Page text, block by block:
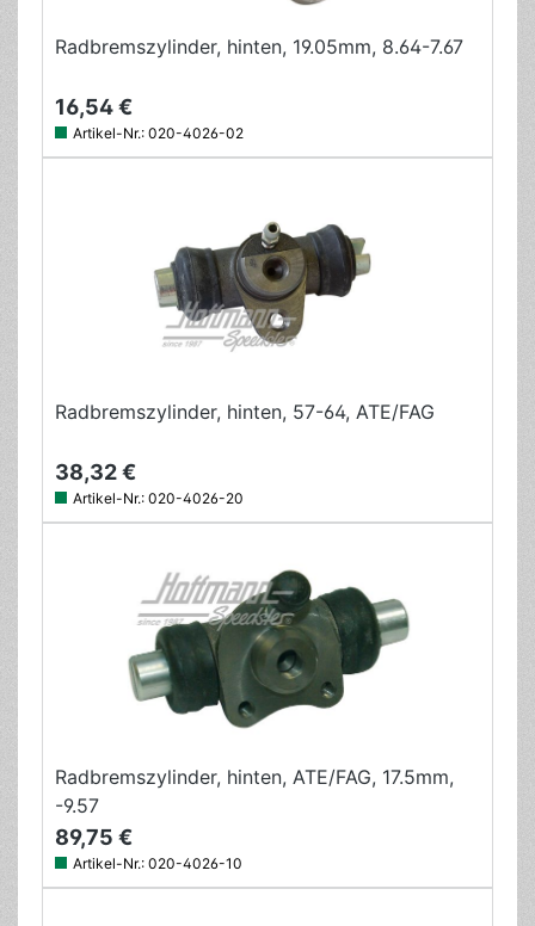
Radbremszylinder, hinten, 19.05mm, 8.64-7.67
16,54 €
Artikel-Nr.: 020-4026-02
Radbremszylinder, hinten, 57-64, ATE/FAG
38,32 €
Artikel-Nr.: 020-4026-20
Radbremszylinder, hinten, ATE/FAG, 17.5mm,
-9.57
89,75 €
Artikel-Nr.: 020-4026-10